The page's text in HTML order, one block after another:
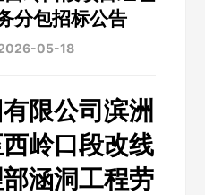
分包招标公告
2026-05-18
限公司滨洲
岭口段改线
涵洞工程劳